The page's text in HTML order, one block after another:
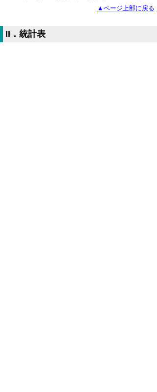
▲ページ上部に戻る
II．統計表